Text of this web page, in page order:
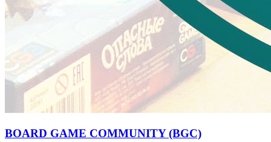
BOARD GAME COMMUNITY (BGC)